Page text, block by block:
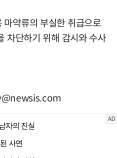
약류의 부실한 취급으로
차단하기 위해 감시와 수사